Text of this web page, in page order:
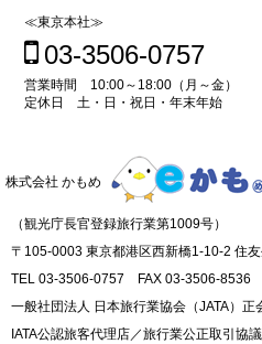
≪東京本社≫
03-3506-0757
営業時間 10:00～18:00（月～金）
定休日 土・日・祝日・年末年始
株式会社 かもめ
（観光庁長官登録旅行業第1009号）
〒105-0003 東京都港区西新橋1-10-2 住
TEL 03-3506-0757 FAX 03-3506-8536
一般社団法人 日本旅行業協会（JATA）正
IATA公認旅客代理店／旅行業公正取引協